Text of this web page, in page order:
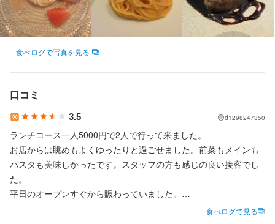
食べログで写真を見る
口コミ
3.5 d1298247350
ランチコース一人5000円で2人で行って来ました。
お店からは眺めもよくゆったりと過ごせました。前菜もメインも
パスタも美味しかったです。スタッフの方も感じの良い接客でし
た。
平日のオープンすぐから賑わっていました。
食べログで見る
テーブルマナー
求める人物像
・美味しい料理で人を喜ばせたい方
・好奇心を持って仕事に取り組める方
・誠実に仕事に取り組める方
・チームで仕事することに意欲的な方
お買物中のお客様はもちろん、
記念日やお祝いごとにも多くご利用頂いています。
素敵な一時を一緒に作っていきましょう☆
野菜の知識
洋菓子の知識
店舗運営
応募資格
歓迎スキル・経験
飲食店での接客経験 調理師免許